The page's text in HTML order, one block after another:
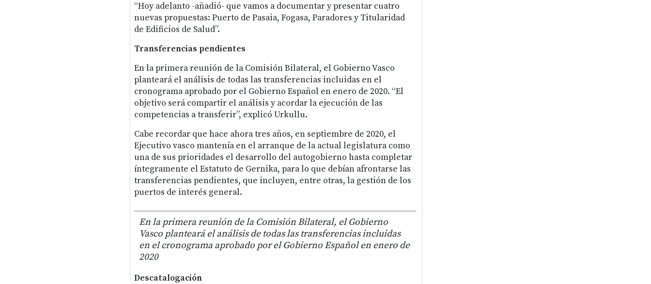
“Hoy adelanto -añadió- que vamos a documentar y presentar cuatro
nuevas propuestas: Puerto de Pasaia, Fogasa, Paradores y Titularidad
de Edificios de Salud”.
Transferencias pendientes
En la primera reunión de la Comisión Bilateral, el Gobierno Vasco
planteará el análisis de todas las transferencias incluidas en el
cronograma aprobado por el Gobierno Español en enero de 2020. “El
objetivo será compartir el análisis y acordar la ejecución de las
competencias a transferir”, explicó Urkullu.
Cabe recordar que hace ahora tres años, en septiembre de 2020, el
Ejecutivo vasco mantenía en el arranque de la actual legislatura como
una de sus prioridades el desarrollo del autogobierno hasta completar
íntegramente el Estatuto de Gernika, para lo que debían afrontarse las
transferencias pendientes, que incluyen, entre otras, la gestión de los
puertos de interés general.
En la primera reunión de la Comisión Bilateral, el Gobierno
Vasco planteará el análisis de todas las transferencias incluidas
en el cronograma aprobado por el Gobierno Español en enero de
2020
Descatalogación